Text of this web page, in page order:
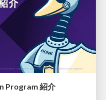
Program 紹介